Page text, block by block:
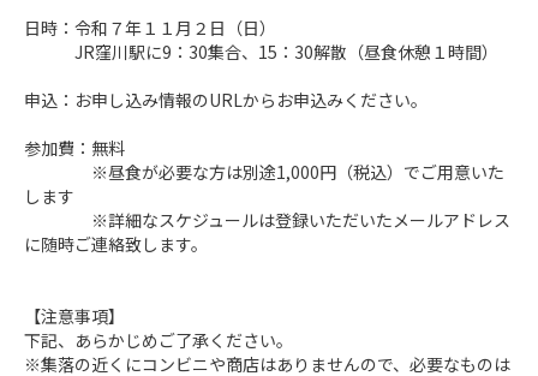
日時：令和７年１１月２日（日）
JR窪川駅に9：30集合、15：30解散（昼食休憩１時間）
申込：お申し込み情報のURLからお申込みください。
参加費：無料
※昼食が必要な方は別途1,000円（税込）でご用意いた
します
※詳細なスケジュールは登録いただいたメールアドレス
に随時ご連絡致します。
【注意事項】
下記、あらかじめご了承ください。
※集落の近くにコンビニや商店はありませんので、必要なものは